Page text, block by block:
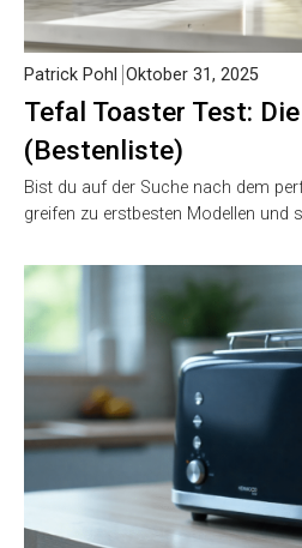
Tefal Toaster Test:
(Bestenliste)
Patrick Pohl Oktober 31, 2025
Bist du auf der Suche nach dem
greifen zu erstbesten Modellen und